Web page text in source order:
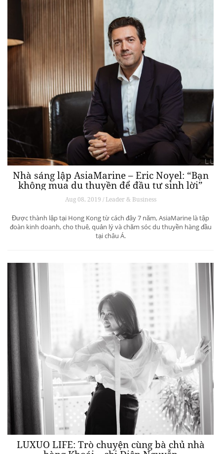
Nhà sáng lập AsiaMarine – Eric Noyel: “Bạn
không mua du thuyền để đầu tư sinh lời”
Aug 08, 2019 / Leader & Business
Được thành lập tại Hong Kong từ cách đây 7 năm, AsiaMarine là tập
đoàn kinh doanh, cho thuê, quản lý và chăm sóc du thuyền hàng đầu
tại châu Á.
LUXUO LIFE: Trò chuyện cùng bà chủ nhà